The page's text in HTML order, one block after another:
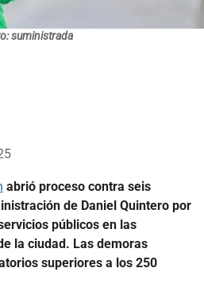
suministrada
abrió proceso contra seis
de Daniel Quintero por
públicos en las
la ciudad. Las demoras
superiores a los 250